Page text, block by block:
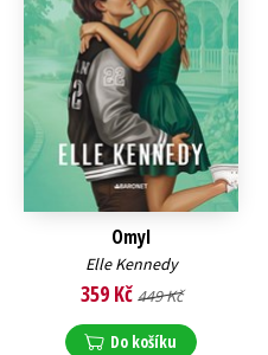
Omyl
Elle Kennedy
359 Kč 449 Kč
Do košíku